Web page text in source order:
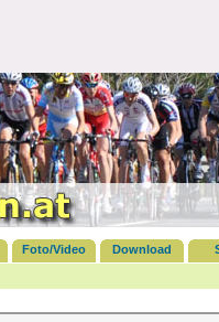
Foto/Video Download